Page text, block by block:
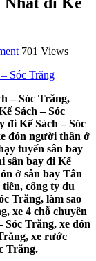
701 Views
Sóc Trăng
– Sóc Trăng,
Sách – Sóc
đi Kế Sách – Sóc
đón người thân ở
tuyến sân bay
sân bay đi Kế
ở sân bay Tân
công ty du
Trăng, làm sao
xe 4 chỗ chuyên
Sóc Trăng, xe đón
xe rước
Trăng.